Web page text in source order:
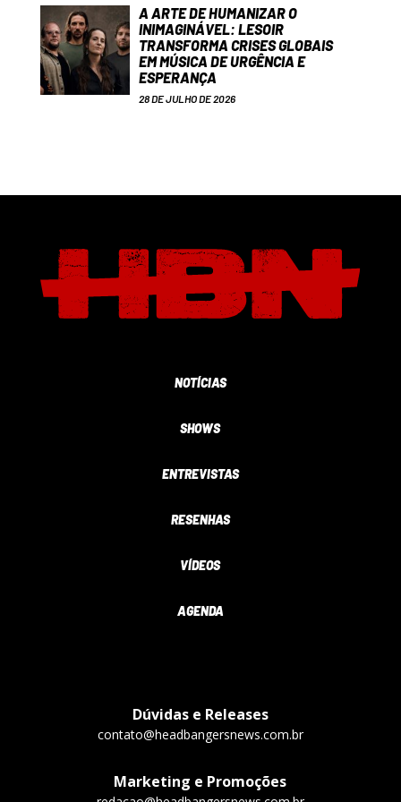
A ARTE DE HUMANIZAR O
INIMAGINÁVEL: LESOIR
TRANSFORMA CRISES GLOBAIS
EM MÚSICA DE URGÊNCIA E
ESPERANÇA
28 DE JULHO DE 2026
NOTÍCIAS
SHOWS
ENTREVISTAS
RESENHAS
VÍDEOS
AGENDA
Dúvidas e Releases
contato@headbangersnews.com.br
Marketing e Promoções